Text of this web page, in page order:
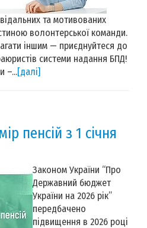
та мотивованих
волонтерської команди.
іншим — приєднуйтеся до
системи надання БПД!
–...[далі]
пенсій з 1 січня
Законом України “Про
Державний бюджет
України на 2026 рік”
передбачено
підвищення в 2026 році